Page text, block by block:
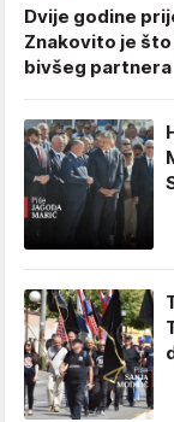
Dvije godine
Znakovito je što
bivšeg partnera